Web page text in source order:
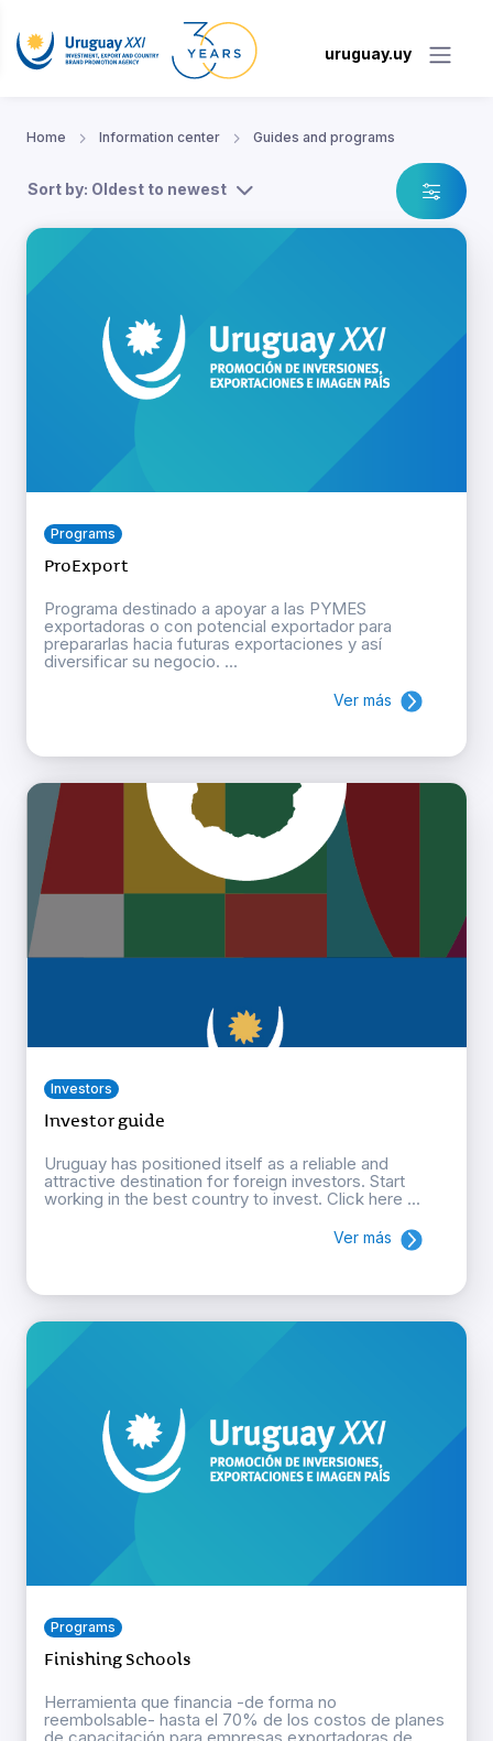
uruguay.uy
Home Information center Guides and programs
Sort by: Oldest to newest
Programs
ProExport
Programa destinado a apoyar a las PYMES
exportadoras o con potencial exportador para
prepararlas hacia futuras exportaciones y así
diversificar su negocio. ...
Ver más
Investors
Investor guide
Uruguay has positioned itself as a reliable and
attractive destination for foreign investors. Start
working in the best country to invest. Click here ...
Ver más
Programs
Finishing Schools
Herramienta que financia -de forma no
reembolsable- hasta el 70% de los costos de planes
de capacitación para empresas exportadoras de